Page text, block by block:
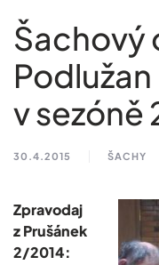
Šachový
v sezóně
30.4.2015 ŠACHY
Zpravodaj
z Prušánek
2/2014: